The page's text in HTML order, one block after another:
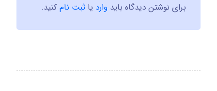
برای نوشتن دیدگاه باید وارد یا ثبت نامکنید.